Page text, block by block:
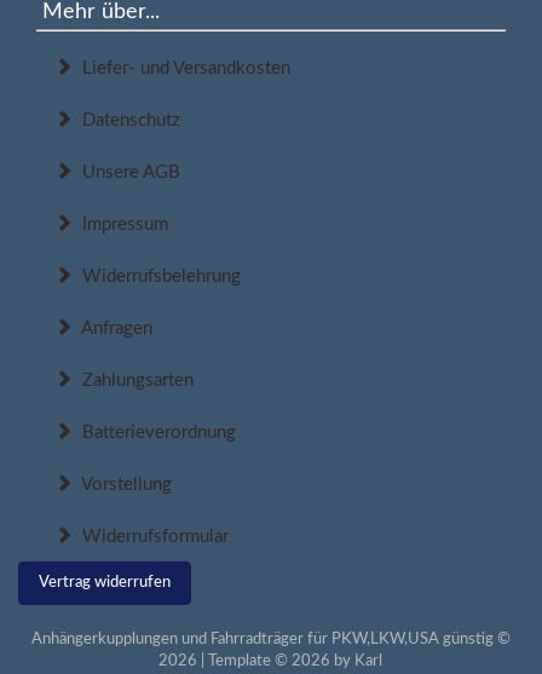
Mehr über...
Liefer- und Versandkosten
Datenschutz
Unsere AGB
Impressum
Widerrufsbelehrung
Anfragen
Zahlungsarten
Batterieverordnung
Vorstellung
Widerrufsformular
Vertrag widerrufen
Anhängerkupplungen und Fahrradträger für PKW,LKW,USA günstig ©
2026 | Template © 2026 by Karl